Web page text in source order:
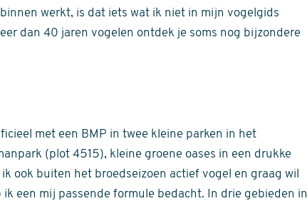
werkt, is dat iets wat ik niet in mijn vogelgids
dan 40 jaren vogelen ontdek je soms nog bijzondere
met een BMP in twee kleine parken in het
(plot 4515), kleine groene oases in een drukke
ook buiten het broedseizoen actief vogel en graag wil
een mij passende formule bedacht. In drie gebieden in